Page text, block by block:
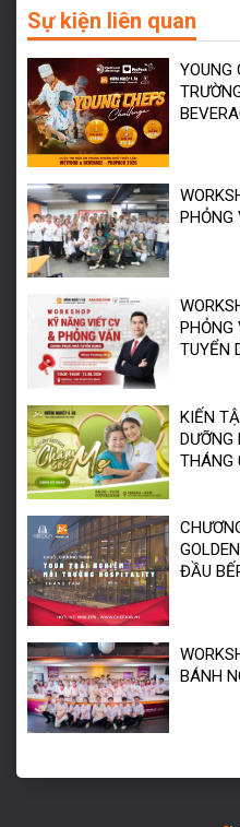
Sự kiện liên quan
YOUNG
PHỎNG
PHỎNG
TUYỂN
KIẾN
DƯỠNG
THÁNG
ĐẦU
BÁNH